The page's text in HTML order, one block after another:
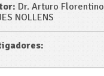
Dr. Arturo Florentino
NOLLENS